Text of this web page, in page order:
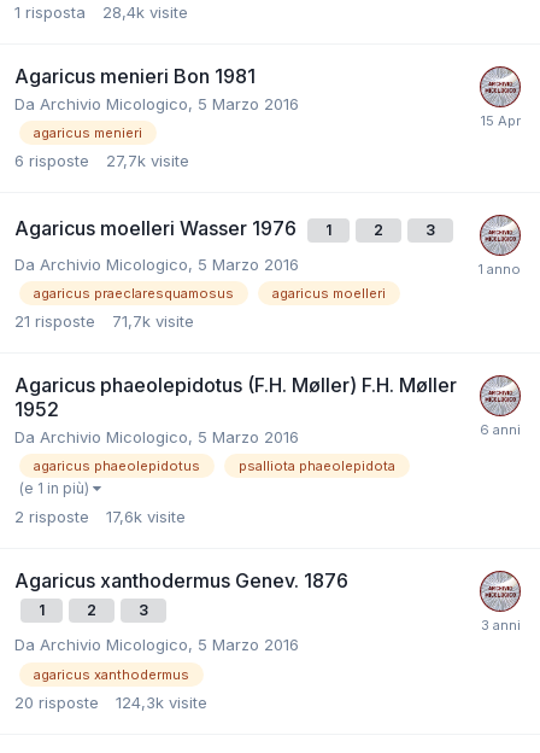
1 risposta 28,4k visite
Agaricus menieri Bon 1981
Da Archivio Micologico, 5 Marzo 2016
agaricus menieri
6 risposte 27,7k visite
Agaricus moelleri Wasser 1976 1 2 3
Da Archivio Micologico, 5 Marzo 2016
agaricus praeclaresquamosus agaricus moelleri
21 risposte 71,7k visite
Agaricus phaeolepidotus (F.H. Møller) F.H. Møller
1952
Da Archivio Micologico, 5 Marzo 2016
agaricus phaeolepidotus psalliota phaeolepidota
(e 1 in più)
2 risposte 17,6k visite
Agaricus xanthodermus Genev. 1876
1 2 3
Da Archivio Micologico, 5 Marzo 2016
agaricus xanthodermus
20 risposte 124,3k visite